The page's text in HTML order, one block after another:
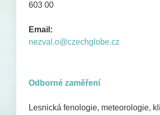
603 00
Email:
nezval.o@czechglobe.cz
Odborné zaměření
Lesnická fenologie, meteorologie,